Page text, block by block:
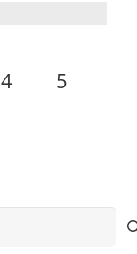
4 5